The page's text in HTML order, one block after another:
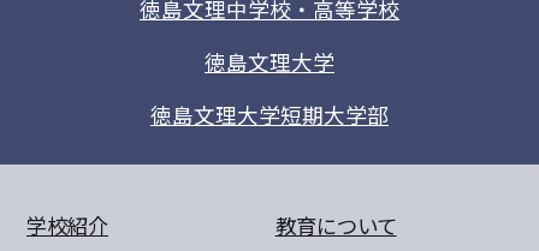
徳島文理中学校・高等学校
徳島文理大学
徳島文理大学短期大学部
学校紹介 教育について